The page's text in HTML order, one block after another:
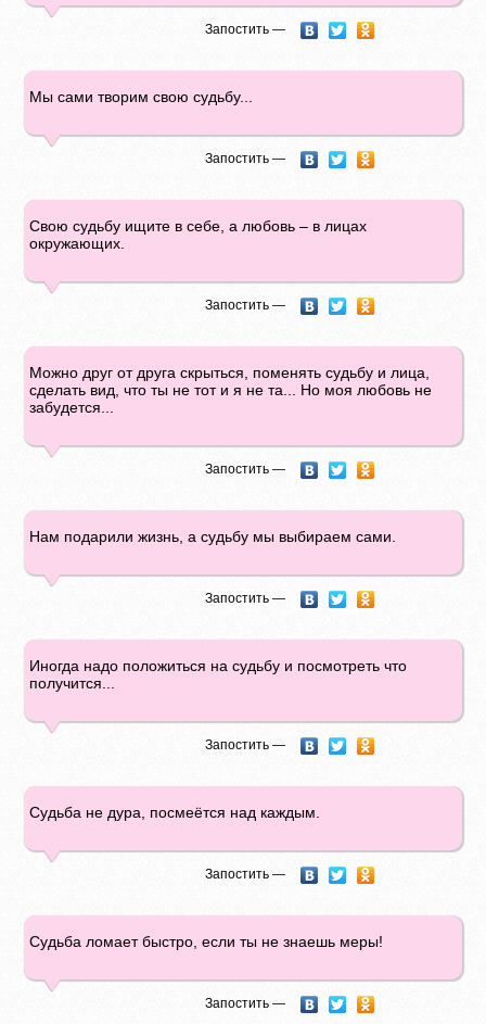
Запостить —
Мы сами творим свою судьбу...
Запостить —
Свою судьбу ищите в себе, а любовь – в лицах
окружающих.
Запостить —
Можно друг от друга скрыться, поменять судьбу и лица,
сделать вид, что ты не тот и я не та... Но моя любовь не
забудется...
Запостить —
Нам подарили жизнь, а судьбу мы выбираем сами.
Запостить —
Иногда надо положиться на судьбу и посмотреть что
получится...
Запостить —
Судьба не дура, посмеётся над каждым.
Запостить —
Судьба ломает быстро, если ты не знаешь меры!
Запостить —